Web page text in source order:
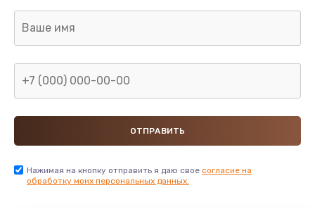
Нажимая на кнопку отправить я даю свое согласие на
обработку моих персональных данных.